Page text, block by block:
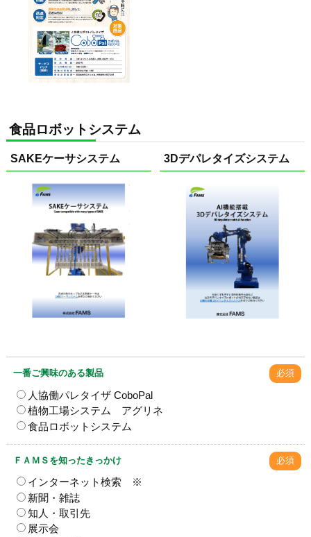
食品ロボットシステム
SAKEケーサシステム 3Dデパレタイズシステム
一番ご興味のある製品 必須
人協働パレタイザ CoboPal
植物工場システム アグリネ
食品ロボットシステム
ＦＡＭＳを知ったきっかけ 必須
インターネット検索 ※
新聞・雑誌
知人・取引先
展示会